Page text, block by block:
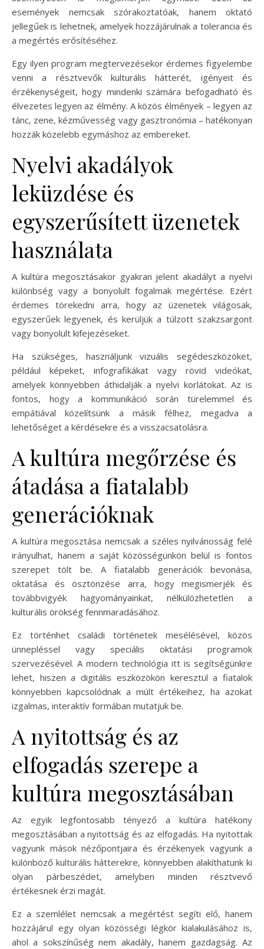
események nemcsak szórakoztatóak, hanem oktató
jellegűek is lehetnek, amelyek hozzájárulnak a tolerancia és
a megértés erősítéséhez.
Egy ilyen program megtervezésekor érdemes figyelembe
venni a résztvevők kulturális hátterét, igényeit és
érzékenységeit, hogy mindenki számára befogadható és
élvezetes legyen az élmény. A közös élmények – legyen az
tánc, zene, kézművesség vagy gasztronómia – hatékonyan
hozzák közelebb egymáshoz az embereket.
Nyelvi akadályok
leküzdése és
egyszerűsített üzenetek
használata
A kultúra megosztásakor gyakran jelent akadályt a nyelvi
különbség vagy a bonyolult fogalmak megértése. Ezért
érdemes törekedni arra, hogy az üzenetek világosak,
egyszerűek legyenek, és kerüljük a túlzott szakzsargont
vagy bonyolult kifejezéseket.
Ha szükséges, használjunk vizuális segédeszközöket,
például képeket, infografikákat vagy rövid videókat,
amelyek könnyebben áthidalják a nyelvi korlátokat. Az is
fontos, hogy a kommunikáció során türelemmel és
empátiával közelítsünk a másik félhez, megadva a
lehetőséget a kérdésekre és a visszacsatolásra.
A kultúra megőrzése és
átadása a fiatalabb
generációknak
A kultúra megosztása nemcsak a széles nyilvánosság felé
irányulhat, hanem a saját közösségünkön belül is fontos
szerepet tölt be. A fiatalabb generációk bevonása,
oktatása és ösztönzése arra, hogy megismerjék és
továbbvigyék hagyományainkat, nélkülözhetetlen a
kulturális örökség fennmaradásához.
Ez történhet családi történetek mesélésével, közös
ünnepléssel vagy speciális oktatási programok
szervezésével. A modern technológia itt is segítségünkre
lehet, hiszen a digitális eszközökön keresztül a fiatalok
könnyebben kapcsolódnak a múlt értékeihez, ha azokat
izgalmas, interaktív formában mutatjuk be.
A nyitottság és az
elfogadás szerepe a
kultúra megosztásában
Az egyik legfontosabb tényező a kultúra hatékony
megosztásában a nyitottság és az elfogadás. Ha nyitottak
vagyunk mások nézőpontjaira és érzékenyek vagyunk a
különböző kulturális hátterekre, könnyebben alakíthatunk ki
olyan párbeszédet, amelyben minden résztvevő
értékesnek érzi magát.
Ez a szemlélet nemcsak a megértést segíti elő, hanem
hozzájárul egy olyan közösségi légkör kialakulásához is,
ahol a sokszínűség nem akadály, hanem gazdagság. Az